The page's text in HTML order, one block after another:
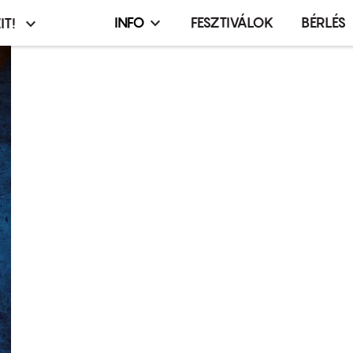
Infó,
INFO FESZTIVÁLOK BÉRLÉS